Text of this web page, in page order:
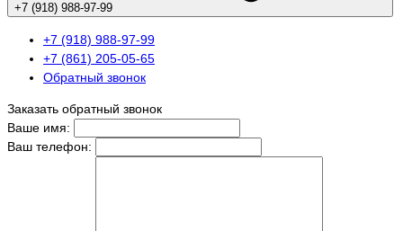
+7 (918) 988-97-99
+7 (918) 988-97-99
+7 (861) 205-05-65
Обратный звонок
Заказать обратный звонок
Ваше имя:
Ваш телефон: